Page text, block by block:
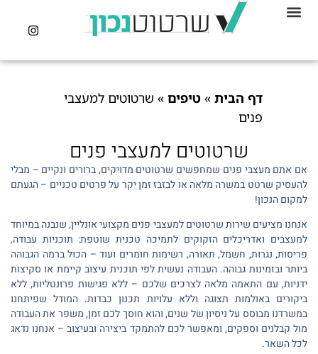
דף הבית» טיפים» שרטוטים למעצבי
פנים
שרטוטים למעצבי פנים
אם אתם מעצבי פנים שמחפשים שרטוטים מדויקים, ברורים ונקיים – מבלי
להעסיק שרטט במשרה מלאה או לבזבז זמן יקר על פרטים טכניים – הגעתם
למקום הנכון!
אנחנו מציעים שירות שרטוטים למעצבי פנים מקצועי אונליין, שנבנה במיוחד
למעצבים ואדריכלים הזקוקים לתמיכה טכנית שוטפת: תוכניות עבודה,
פריסות, נגרות, חשמל, תאורה, רשימות חומרים ועוד – הכול ברמה הגבוהה
ביותר ובזמינות גבוהה. העבודה נעשית לפי תוכנית עיצוב קיימת או סקיצות
ידניות, עם התאמה מלאה לצרכים שלכם – ללא פגישות פרונטליות, ללא
ביקורים באולמות תצוגה וללא עלויות תכנון כבדות. המודל שפיתחנו
במשרדנו מבוסס על ניסיון של שנים, והוא חוסך לכם זמן, משפר את העבודה
מול קבלנים וספקים, ומאפשר לכם להתמקד ביצירה ובעיצוב – אנחנו נדאג
לכל השאר.